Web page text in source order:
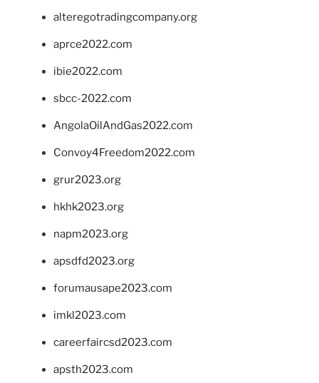
alteregotradingcompany.org
aprce2022.com
ibie2022.com
sbcc-2022.com
AngolaOilAndGas2022.com
Convoy4Freedom2022.com
grur2023.org
hkhk2023.org
napm2023.org
apsdfd2023.org
forumausape2023.com
imkl2023.com
careerfaircsd2023.com
apsth2023.com